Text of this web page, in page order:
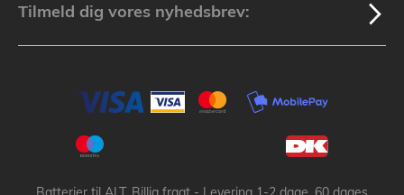
Tilmeld dig vores nyhedsbrev: